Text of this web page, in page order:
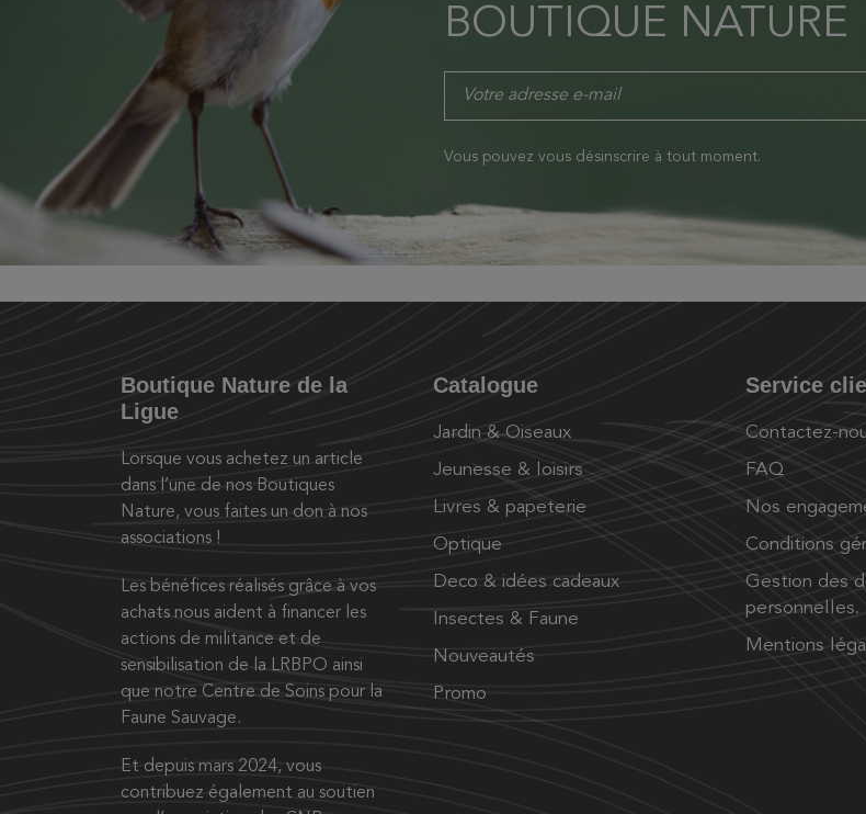
BOUTIQUE NATURE
Vous pouvez vous désinscrire à tout moment.
Boutique Nature de la
Ligue
Lorsque vous achetez un article
dans l’une de nos Boutiques
Nature, vous faites un don à nos
associations !
Les bénéfices réalisés grâce à vos
achats nous aident à financer les
actions de militance et de
sensibilisation de la LRBPO ainsi
que notre Centre de Soins pour la
Faune Sauvage.
Et depuis mars 2024, vous
contribuez également au soutien
Catalogue
Jardin & Oiseaux
Jeunesse & loisirs
Livres & papeterie
Optique
Deco & idées cadeaux
Insectes & Faune
Nouveautés
Promo
Service
Contactez-
FAQ
Nos
Conditions
Gestion des
personnelles.
Mentions